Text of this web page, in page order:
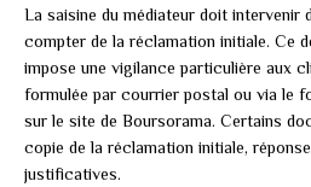
La saisine du médiateur doit intervenir
compter de la réclamation initiale. Ce
impose une vigilance particulière aux
formulée par courrier postal ou via le
sur le site de Boursorama. Certains
copie de la réclamation initiale,
justificatives.